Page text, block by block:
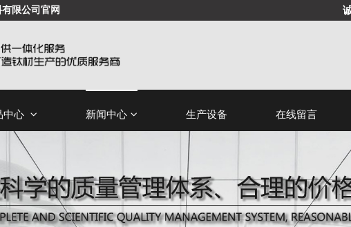
限公司官网
中心 新闻中心 生产设备 在线留言